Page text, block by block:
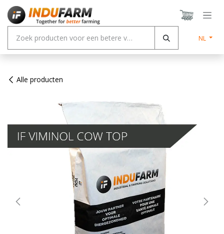
Overslaan naar inhoud
NL
Alle producten